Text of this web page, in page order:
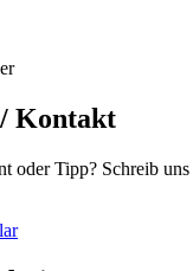
Kontakt
oder Tipp? Schreib